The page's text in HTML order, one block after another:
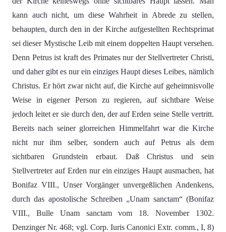
kann auch nicht, um diese Wahrheit in Abrede zu stellen,
behaupten, durch den in der Kirche aufgestellten Rechtsprimat
sei dieser Mystische Leib mit einem doppelten Haupt versehen.
Denn Petrus ist kraft des Primates nur der Stellvertreter Christi,
und daher gibt es nur ein einziges Haupt dieses Leibes, nämlich
Christus. Er hört zwar nicht auf, die Kirche auf geheimnisvolle
Weise in eigener Person zu regieren, auf sichtbare Weise
jedoch leitet er sie durch den, der auf Erden seine Stelle vertritt.
Bereits nach seiner glorreichen Himmelfahrt war die Kirche
nicht nur ihm selber, sondern auch auf Petrus als dem
sichtbaren Grundstein erbaut. Daß Christus und sein
Stellvertreter auf Erden nur ein einziges Haupt ausmachen, hat
Bonifaz VIII., Unser Vorgänger unvergeßlichen Andenkens,
durch das apostolische Schreiben „Unam sanctam“ (Bonifaz
VIII., Bulle Unam sanctam vom 18. November 1302.
Denzinger Nr. 468; vgl. Corp. Iuris Canonici Extr. comm., I, 8)